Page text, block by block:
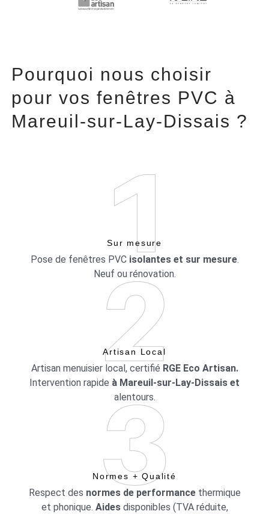
Pourquoi nous choisir
pour vos fenêtres PVC à
Mareuil-sur-Lay-Dissais ?
Sur mesure
Pose de fenêtres PVC isolantes et sur mesure.
Neuf ou rénovation.
Artisan Local
Artisan menuisier local, certifié RGE Eco Artisan.
Intervention rapide à Mareuil-sur-Lay-Dissais et
alentours.
Normes + Qualité
Respect des normes de performancethermique
et phonique. Aidesdisponibles (TVA réduite,